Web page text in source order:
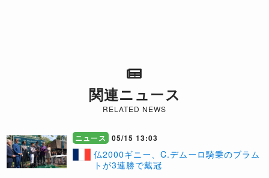
関連ニュース
RELATED NEWS
ニュース 05/15 13:03
仏2000ギニー、C.デムーロ騎乗のブラム
トが3連勝で戴冠